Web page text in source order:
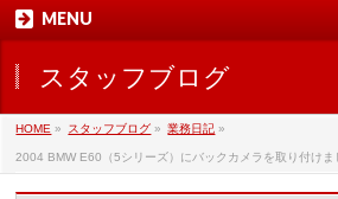
MENU
スタッフブログ
HOME » スタッフブログ » 業務日記 »
2004 BMW E60（5シリーズ）にバックカメラを取り付けま